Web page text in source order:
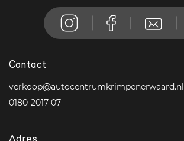
Contact
verkoop@autocentrumkrimpenerwaard.nl
0180-2017 07